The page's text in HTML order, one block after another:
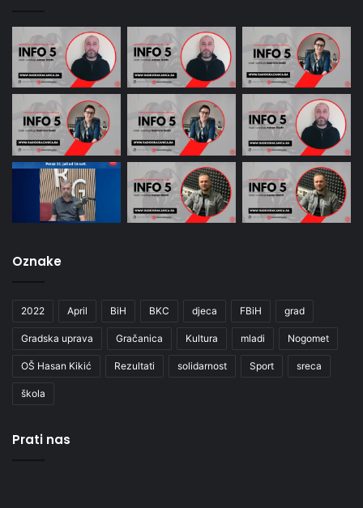
Oznake
2022 April BiH BKC djeca FBiH grad
Gradska uprava Gračanica Kultura mladi Nogomet
OŠ Hasan Kikić Rezultati solidarnost Sport sreca
škola
Prati nas